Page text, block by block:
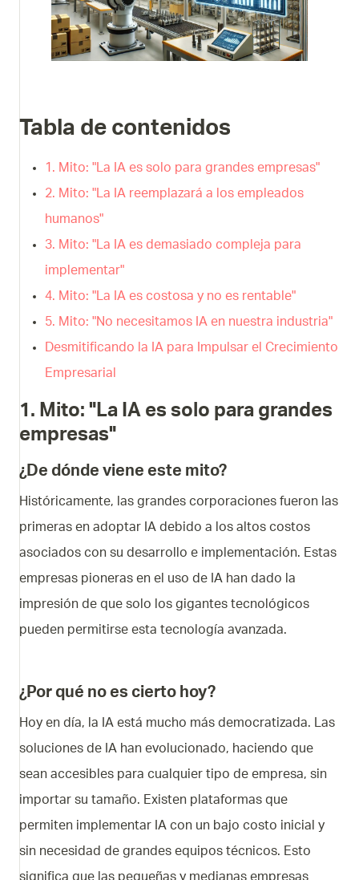
Tabla de contenidos
1. Mito: "La IA es solo para grandes empresas"
2. Mito: "La IA reemplazará a los empleados
humanos"
3. Mito: "La IA es demasiado compleja para
implementar"
4. Mito: "La IA es costosa y no es rentable"
5. Mito: "No necesitamos IA en nuestra industria"
Desmitificando la IA para Impulsar el Crecimiento
Empresarial
1. Mito: "La IA es solo para grandes
empresas"
¿De dónde viene este mito?
Históricamente, las grandes corporaciones fueron las
primeras en adoptar IA debido a los altos costos
asociados con su desarrollo e implementación. Estas
empresas pioneras en el uso de IA han dado la
impresión de que solo los gigantes tecnológicos
pueden permitirse esta tecnología avanzada.
¿Por qué no es cierto hoy?
Hoy en día, la IA está mucho más democratizada. Las
soluciones de IA han evolucionado, haciendo que
sean accesibles para cualquier tipo de empresa, sin
importar su tamaño. Existen plataformas que
permiten implementar IA con un bajo costo inicial y
sin necesidad de grandes equipos técnicos. Esto
significa que las pequeñas y medianas empresas